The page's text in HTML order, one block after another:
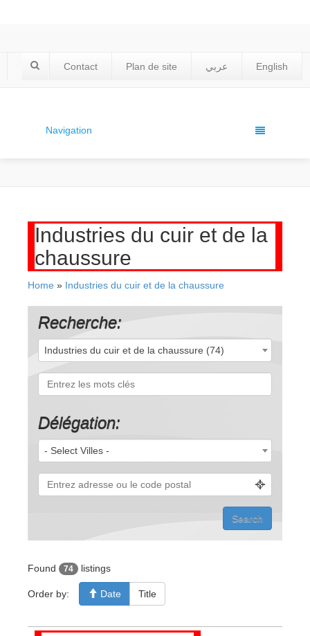
Contact Plan de site عربي English
Navigation
Industries du cuir et de la
chaussure
Home » Industries du cuir et de la chaussure
Recherche:
Industries du cuir et de la chaussure (74)
Délégation:
- Select Villes -
Found 74 listings
Order by: Date Title